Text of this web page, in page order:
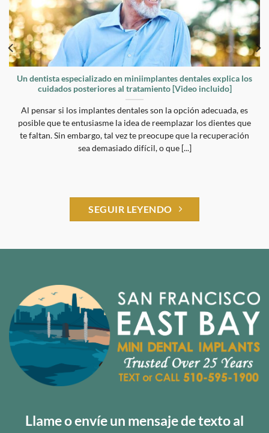
Un dentista especializado en miniimplantes dentales explica los
cuidados posteriores al tratamiento [Video incluido]
Al pensar si los implantes dentales son la opción adecuada, es
posible que te entusiasme la idea de reemplazar los dientes que
te faltan. Sin embargo, tal vez te preocupe que la recuperación
sea demasiado difícil, o que [...]
SEGUIR LEYENDO
Llame o envíe un mensaje de texto al